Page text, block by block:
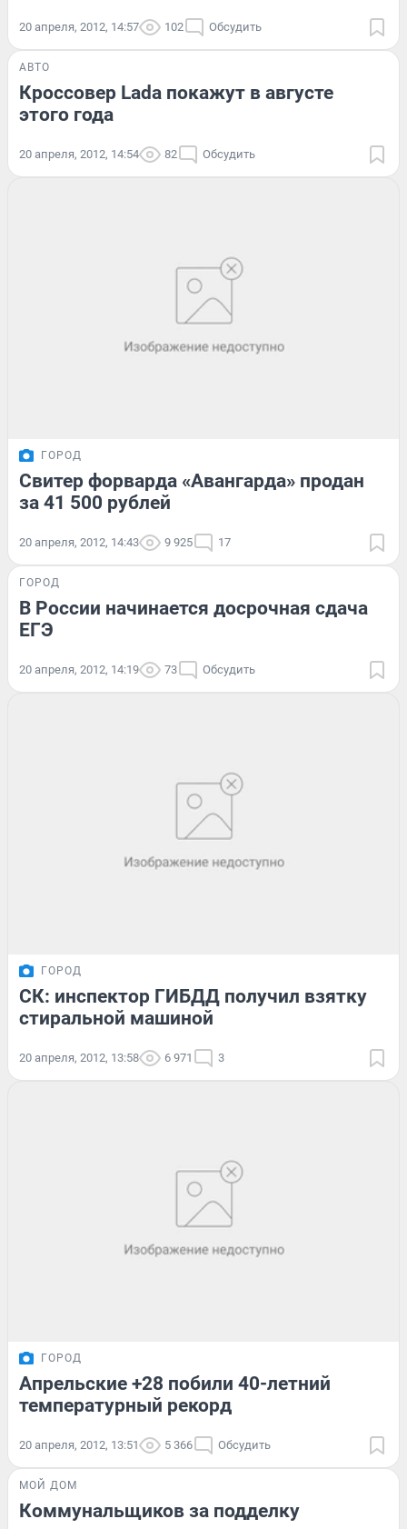
20 апреля, 2012, 14:57 102 Обсудить
АВТО
Кроссовер Lada покажут в августе
этого года
20 апреля, 2012, 14:54 82 Обсудить
ГОРОД
Свитер форварда «Авангарда» продан
за 41 500 рублей
20 апреля, 2012, 14:43 9 925 17
ГОРОД
В России начинается досрочная сдача
ЕГЭ
20 апреля, 2012, 14:19 73 Обсудить
ГОРОД
СК: инспектор ГИБДД получил взятку
стиральной машиной
20 апреля, 2012, 13:58 6 971 3
ГОРОД
Апрельские +28 побили 40-летний
температурный рекорд
20 апреля, 2012, 13:51 5 366 Обсудить
МОЙ ДОМ
Коммунальщиков за подделку